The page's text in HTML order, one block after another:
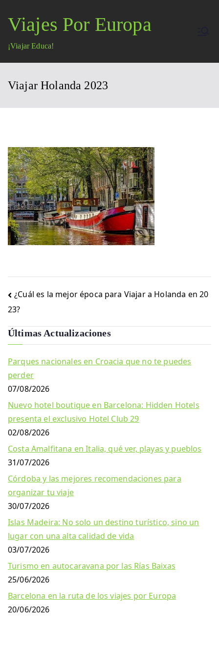
contenido
Viajes Por Europa
¡Viajar Educa!
Viajar Holanda 2023
Navegación
de
entradas
¿Cuál es la mejor época para Viajar a Holanda en 20
23?
Últimas Actualizaciones
Parques nacionales en Croacia que no te puedes
perder
07/08/2026
Nuevo hotel boutique en Barcelona: Hidden Hotels
presenta el exclusivo Hotel Club 29
02/08/2026
Costa Amalfitana en Italia, qué ver, playas y pueblos
31/07/2026
Córdoba y las mejores recomendaciones para
organizar tu viaje
30/07/2026
Islas Madeira: No solo un destino turístico, sino un
lugar con una alta calidad de vida
03/07/2026
Turismo en autocaravana por las Rías Baixas
25/06/2026
Barcelona en la ruta de los viajes por Europa
20/06/2026